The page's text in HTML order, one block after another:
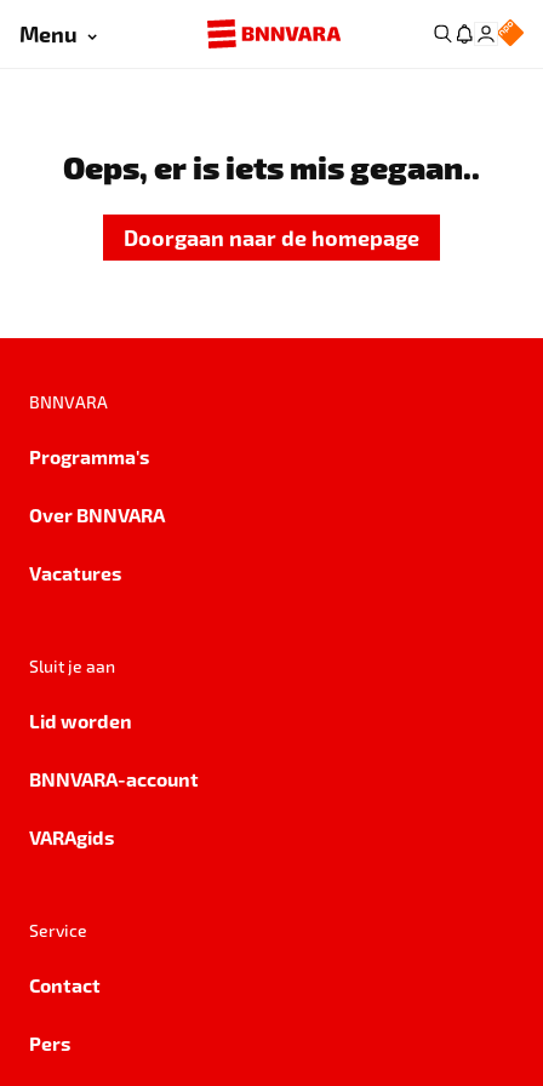
Menu
Oeps, er is iets mis gegaan..
Doorgaan naar de homepage
BNNVARA
Programma's
Over BNNVARA
Vacatures
Sluit je aan
Lid worden
BNNVARA-account
VARAgids
Service
Contact
Pers